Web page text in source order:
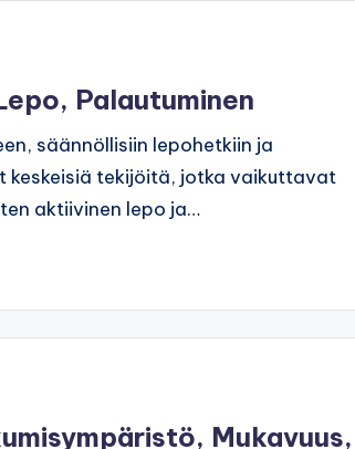
Palautuminen
säännöllisiin lepohetkiin ja
keskeisiä tekijöitä, jotka vaikuttavat
aktiivinen lepo ja…
Mukavuus,